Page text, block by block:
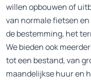
willen opbouwen of
van normale fietsen
de bestemming, het
We bieden ook
tot een bestand, van
maandelijkse huur en